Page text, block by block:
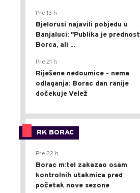
Pre 13 h
Bjelorusi najavili pobjedu u
Banjaluci: "Publika je prednost
Borca, ali ...
Pre 21 h
Riješene nedoumice - nema
odlaganja: Borac dan ranije
dočekuje Velež
RK BORAC
Pre 22 h
Borac m:tel zakazao osam
kontrolnih utakmica pred
početak nove sezone